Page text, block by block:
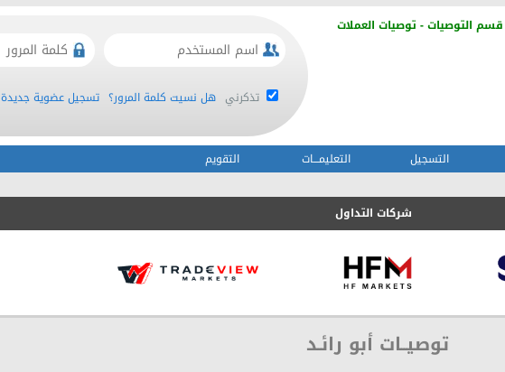
قسم التوصيات - توصيات العملات
تذكرني هل نسيت كلمة المرور؟ تسجيل عضوية جديدة
التسجيل التعليمـــات التقويم
شركات التداول
توصيــات أبو رائـد